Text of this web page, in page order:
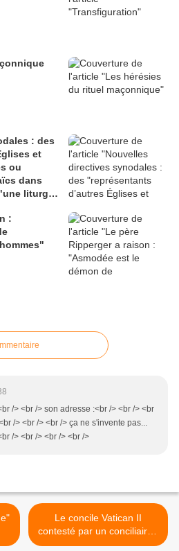
: des
et
ou
dans
liturgie
:
/> <br /> son adresse :<br /> <br /> <br
/> <br /> <br /> ça ne s'invente pas...
/> <br /> <br /> <br />
Le concile Vatican II
contesté par un conciliaire !
>